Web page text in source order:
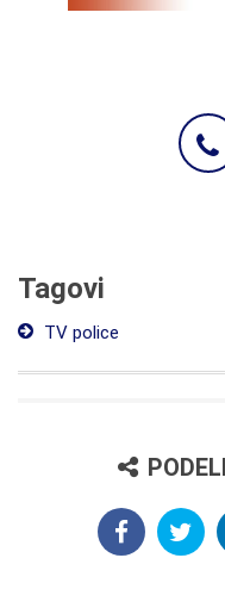
Tagovi
TV police